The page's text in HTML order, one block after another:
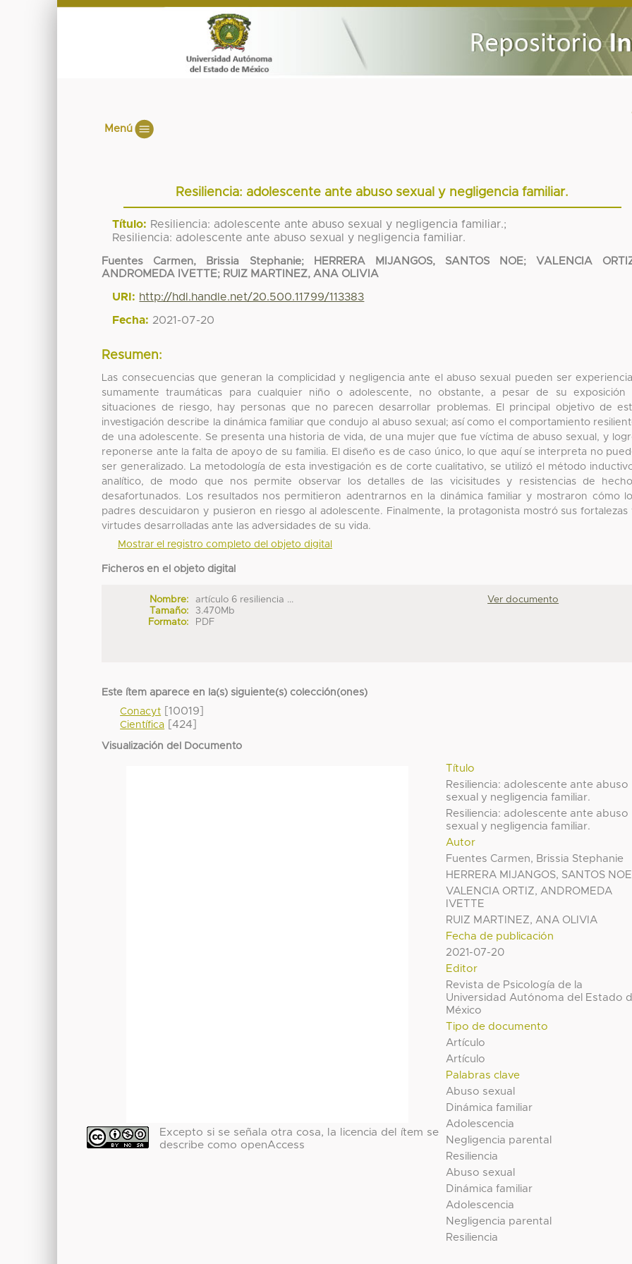
Menú
Resiliencia: adolescente ante abuso sexual y negligencia familiar.
Título: Resiliencia: adolescente ante abuso sexual y negligencia familiar.;
Resiliencia: adolescente ante abuso sexual y negligencia familiar.
Fuentes Carmen, Brissia Stephanie; HERRERA MIJANGOS, SANTOS NOE; VALENCIA
ANDROMEDA IVETTE; RUIZ MARTINEZ, ANA OLIVIA
URI: http://hdl.handle.net/20.500.11799/113383
Fecha: 2021-07-20
Resumen:
Las consecuencias que generan la complicidad y negligencia ante el abuso sexual pueden ser
sumamente traumáticas para cualquier niño o adolescente, no obstante, a pesar de su exposición
situaciones de riesgo, hay personas que no parecen desarrollar problemas. El principal objetivo de
investigación describe la dinámica familiar que condujo al abuso sexual; así como el comportamiento
de una adolescente. Se presenta una historia de vida, de una mujer que fue víctima de abuso sexual, y
reponerse ante la falta de apoyo de su familia. El diseño es de caso único, lo que aquí se interpreta no
ser generalizado. La metodología de esta investigación es de corte cualitativo, se utilizó el método
analítico, de modo que nos permite observar los detalles de las vicisitudes y resistencias de
desafortunados. Los resultados nos permitieron adentrarnos en la dinámica familiar y mostraron cómo
padres descuidaron y pusieron en riesgo al adolescente. Finalmente, la protagonista mostró sus fortalezas
virtudes desarrolladas ante las adversidades de su vida.
Mostrar el registro completo del objeto digital
Ficheros en el objeto digital
Nombre:
artículo 6 resiliencia ...
Tamaño:
3.470Mb
Formato:
PDF
Ver documento
Este ítem aparece en la(s) siguiente(s) colección(ones)
Conacyt [10019]
Científica [424]
Visualización del Documento
Título
Resiliencia: adolescente ante abuso
sexual y negligencia familiar.
Resiliencia: adolescente ante abuso
sexual y negligencia familiar.
Autor
Fuentes Carmen, Brissia Stephanie
HERRERA MIJANGOS, SANTOS NOE
VALENCIA ORTIZ, ANDROMEDA
IVETTE
RUIZ MARTINEZ, ANA OLIVIA
Fecha de publicación
2021-07-20
Editor
Revista de Psicología de la
Universidad Autónoma del Estado
México
Tipo de documento
Artículo
Artículo
Palabras clave
Abuso sexual
Dinámica familiar
Adolescencia
Negligencia parental
Resiliencia
Abuso sexual
Dinámica familiar
Adolescencia
Negligencia parental
Resiliencia
Excepto si se señala otra cosa, la licencia del ítem se
describe como openAccess